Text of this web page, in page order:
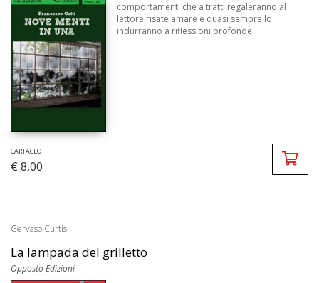
comportamenti che a tratti regaleranno al
lettore risate amare e quasi sempre lo
indurranno a riflessioni profonde.
CARTACEO
€ 8,00
Gervaso Curtis
La lampada del grilletto
Opposto Edizioni